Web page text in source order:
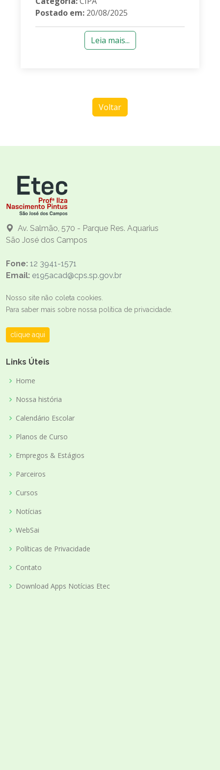
Postado em: 20/08/2025
Leia mais...
Voltar
Av. Salmão, 570 - Parque Res. Aquarius
São José dos Campos
Fone: 12 3941-1571
Email: e195acad@cps.sp.gov.br
Nosso site não coleta cookies.
Para saber mais sobre nossa política de privacidade.
clique aqui
Links Úteis
Home
Nossa história
Calendário Escolar
Planos de Curso
Empregos & Estágios
Parceiros
Cursos
Notícias
WebSai
Políticas de Privacidade
Contato
Download Apps Notícias Etec